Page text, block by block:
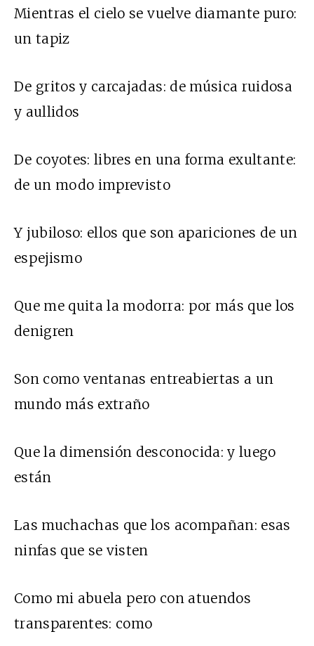
Mientras el cielo se vuelve diamante puro:
un tapiz
De gritos y carcajadas: de música ruidosa
y aullidos
De coyotes: libres en una forma exultante:
de un modo imprevisto
Y jubiloso: ellos que son apariciones de un
espejismo
Que me quita la modorra: por más que los
denigren
Son como ventanas entreabiertas a un
mundo más extraño
Que la dimensión desconocida: y luego
están
Las muchachas que los acompañan: esas
ninfas que se visten
Como mi abuela pero con atuendos
transparentes: como